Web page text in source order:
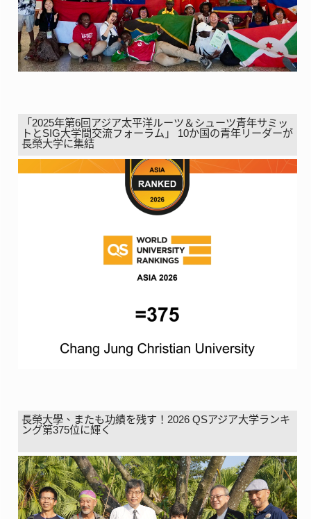
「2025年第6回アジア太平洋ルーツ＆シューツ青年サミッ
トとSIG大学間交流フォーラム」 10か国の青年リーダーが
長榮大学に集結
長榮大學、またも功績を残す！2026 QSアジア大学ランキ
ング第375位に輝く